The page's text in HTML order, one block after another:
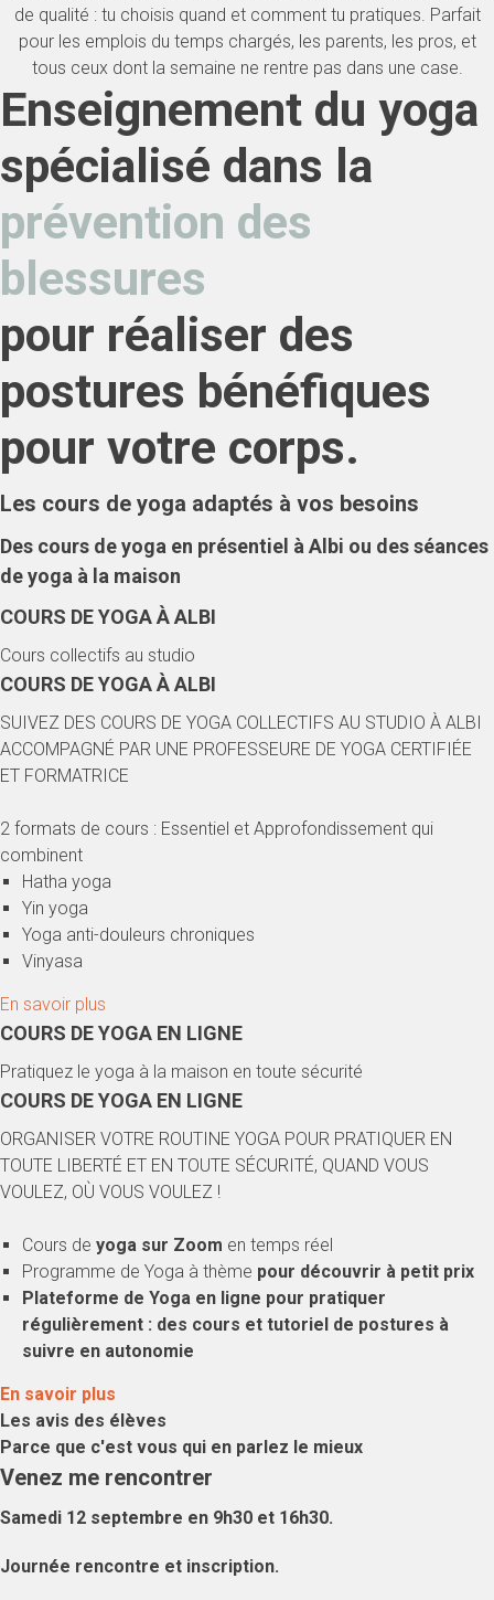
de qualité : tu choisis quand et comment tu pratiques. Parfait
pour les emplois du temps chargés, les parents, les pros, et
tous ceux dont la semaine ne rentre pas dans une case.
Enseignement du yoga
spécialisé dans la
prévention des
blessures
pour réaliser des
postures bénéfiques
pour votre corps.
Les cours de yoga adaptés à vos besoins
Des cours de yoga en présentiel à Albi ou des séances
de yoga à la maison
COURS DE YOGA À ALBI
Cours collectifs au studio
COURS DE YOGA À ALBI
SUIVEZ DES COURS DE YOGA COLLECTIFS AU STUDIO À ALBI
ACCOMPAGNÉ PAR UNE PROFESSEURE DE YOGA CERTIFIÉE
ET FORMATRICE
2 formats de cours : Essentiel et Approfondissement qui
combinent
Hatha yoga
Yin yoga
Yoga anti-douleurs chroniques
Vinyasa
En savoir plus
COURS DE YOGA EN LIGNE
Pratiquez le yoga à la maison en toute sécurité
COURS DE YOGA EN LIGNE
ORGANISER VOTRE ROUTINE YOGA POUR PRATIQUER EN
TOUTE LIBERTÉ ET EN TOUTE SÉCURITÉ, QUAND VOUS
VOULEZ, OÙ VOUS VOULEZ !
Cours de yoga sur Zoom en temps réel
Programme de Yoga à thème pour découvrir à petit prix
Plateforme de Yoga en ligne pour pratiquer
régulièrement : des cours et tutoriel de postures à
suivre en autonomie
En savoir plus
Les avis des élèves
Parce que c'est vous qui en parlez le mieux
Venez me rencontrer
Samedi 12 septembre en 9h30 et 16h30.
Journée rencontre et inscription.